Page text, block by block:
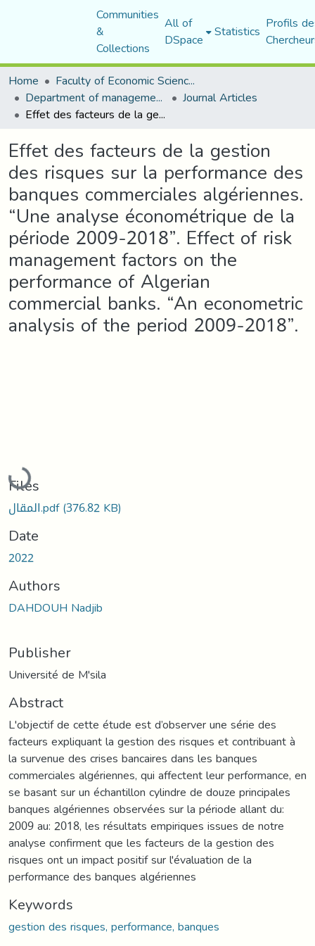
Communities
&
Collections
All of
DSpace Statistics Profils
Home
Faculty of Economic Sciences, Commerce and Management Sciences
Department of management sciences Journal Articles
Effet des facteurs de la gestion des risques sur la performance des banques commerciales algériennes. “Une analyse économétrique de la période 2009-2018”. Effect of risk management factors on the performance of Algerian commercial banks. “An econometric analysis of the period 2009-2018”.
Effet des facteurs de la gestion
des risques sur la performance des
banques commerciales algériennes.
“Une analyse économétrique de la
période 2009-2018”. Effect of risk
management factors on the
performance of Algerian
commercial banks. “An econometric
analysis of the period 2009-2018”.
Loading...
Files
المقال.pdf(376.82 KB)
Date
2022
Authors
DAHDOUH Nadjib
Publisher
Université de M'sila
Abstract
L'objectif de cette étude est d’observer une série des
facteurs expliquant la gestion des risques et contribuant à
la survenue des crises bancaires dans les banques
commerciales algériennes, qui affectent leur performance, en
se basant sur un échantillon cylindre de douze principales
banques algériennes observées sur la période allant du:
2009 au: 2018, les résultats empiriques issues de notre
analyse confirment que les facteurs de la gestion des
risques ont un impact positif sur l'évaluation de la
performance des banques algériennes
Keywords
gestion des risques, performance, banques